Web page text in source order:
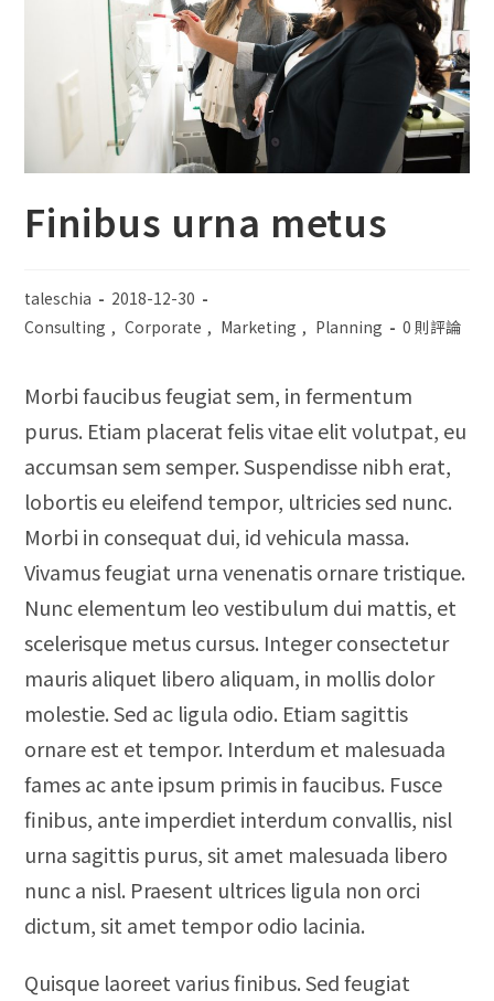
Finibus urna metus
taleschia
2018-12-30
Consulting , Corporate , Marketing , Planning 0 則評論
Morbi faucibus feugiat sem, in fermentum
purus. Etiam placerat felis vitae elit volutpat, eu
accumsan sem semper. Suspendisse nibh erat,
lobortis eu eleifend tempor, ultricies sed nunc.
Morbi in consequat dui, id vehicula massa.
Vivamus feugiat urna venenatis ornare tristique.
Nunc elementum leo vestibulum dui mattis, et
scelerisque metus cursus. Integer consectetur
mauris aliquet libero aliquam, in mollis dolor
molestie. Sed ac ligula odio. Etiam sagittis
ornare est et tempor. Interdum et malesuada
fames ac ante ipsum primis in faucibus. Fusce
finibus, ante imperdiet interdum convallis, nisl
urna sagittis purus, sit amet malesuada libero
nunc a nisl. Praesent ultrices ligula non orci
dictum, sit amet tempor odio lacinia.
Quisque laoreet varius finibus. Sed feugiat